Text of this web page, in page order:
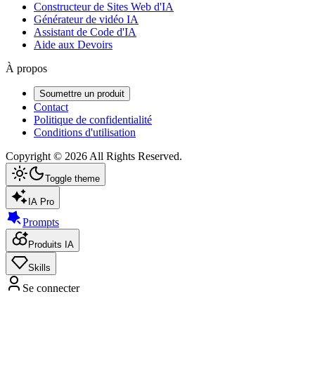
Constructeur de Sites Web d'IA
Générateur de vidéo IA
Assistant de Code d'IA
Aide aux Devoirs
À propos
Soumettre un produit
Contact
Politique de confidentialité
Conditions d'utilisation
Copyright © 2026 All Rights Reserved.
Toggle theme
IA Pro
Prompts
Produits IA
Skills
Se connecter